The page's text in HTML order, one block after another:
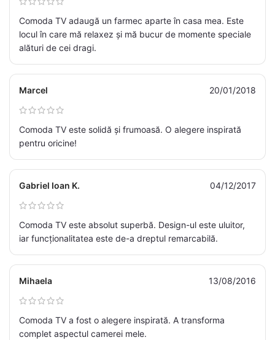
Comoda TV adaugă un farmec aparte în casa mea. Este
locul în care mă relaxez și mă bucur de momente speciale
alături de cei dragi.
Marcel 20/01/2018
Comoda TV este solidă și frumoasă. O alegere inspirată
pentru oricine!
Gabriel Ioan K. 04/12/2017
Comoda TV este absolut superbă. Design-ul este uluitor,
iar funcționalitatea este de-a dreptul remarcabilă.
Mihaela 13/08/2016
Comoda TV a fost o alegere inspirată. A transforma
complet aspectul camerei mele.